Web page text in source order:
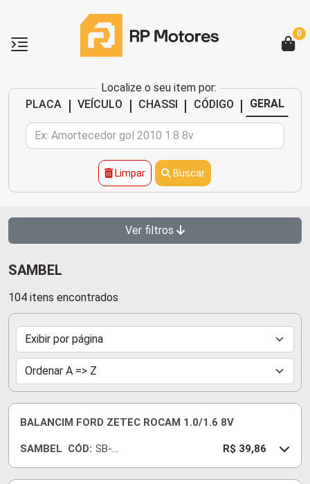
Localize o seu item por:
PLACA
| VEÍCULO | CHASSI | CÓDIGO | GERAL
Limpar Buscar
0
Ver filtros
SAMBEL
104 itens encontrados
BALANCIM FORD ZETEC ROCAM 1.0/1.6 8V
SAMBEL CÓD: SB-
R$ 39,86